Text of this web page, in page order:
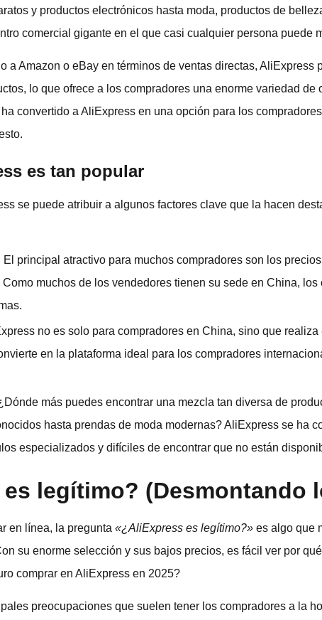
y productos electrónicos hasta moda, productos de
comercial gigante en el que casi cualquier persona puede
a Amazon o eBay en términos de ventas directas, AliExpress
lo que ofrece a los compradores una enorme variedad de
convertido a AliExpress en una opción para los
es tan popular
se puede atribuir a algunos factores clave que la hacen
El principal atractivo para muchos compradores son los
muchos de los vendedores tienen su sede en China,
no es solo para compradores en China, sino que
en la plataforma ideal para los compradores
más puedes encontrar una mezcla tan diversa de
hasta prendas de moda modernas? AliExpress se ha
especializados y difíciles de encontrar que no están
legítimo? (Desmontando
en línea, la pregunta «¿AliExpress es legítimo?» es algo que
su enorme selección y sus bajos precios, es fácil ver por
comprar en AliExpress en 2025?
preocupaciones que suelen tener los compradores a la